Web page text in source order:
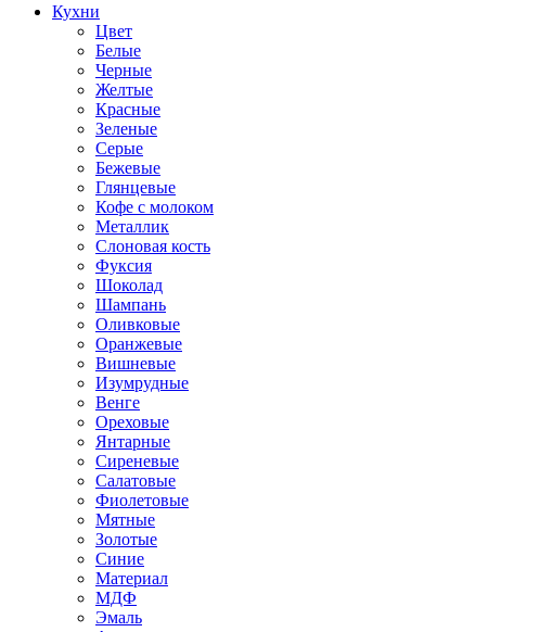
Кухни
Цвет
Белые
Черные
Желтые
Красные
Зеленые
Серые
Бежевые
Глянцевые
Кофе с молоком
Металлик
Слоновая кость
Фуксия
Шоколад
Шампань
Оливковые
Оранжевые
Вишневые
Изумрудные
Венге
Ореховые
Янтарные
Сиреневые
Салатовые
Фиолетовые
Мятные
Золотые
Синие
Материал
МДФ
Эмаль